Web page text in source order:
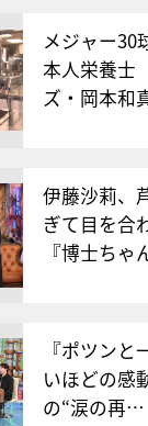
メジャー30
本人栄養士
ズ・岡本和
伊藤沙莉、
ぎて目を合
『博士ち
『ポツン
いほどの感
の“涙の再…